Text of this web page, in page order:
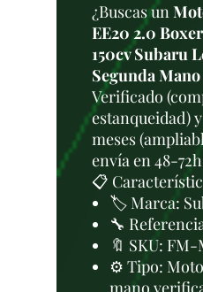
¿Buscas un
EE20 2.0
150cv Subaru
Segunda Mano
Verificado
estanqueidad)
meses
envía en 48-
📋
🏷️ Marca:
🔧
🔖 SKU:
⚙️ Tipo:
mano